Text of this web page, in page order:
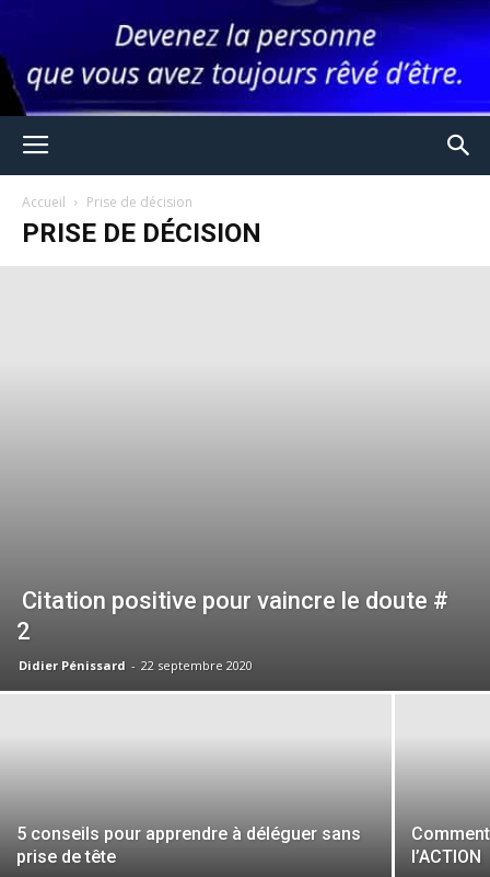
Accueil Prise de décision
PRISE DE DÉCISION
Citation positive pour vaincre le doute #
2
Didier Pénissard - 22 septembre 2020
5 conseils pour apprendre à déléguer sans
prise de tête
l’ACTION